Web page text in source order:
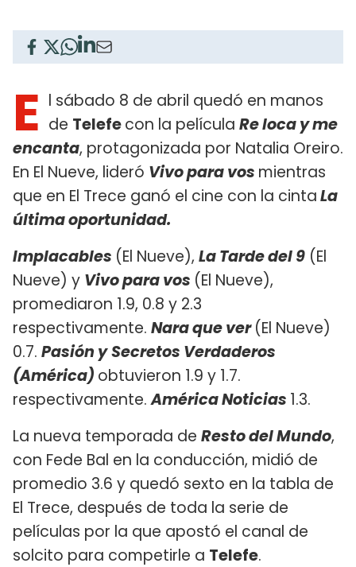
E l sábado 8 de abril quedó en manos
de Telefecon la película Re loca y me
encanta, protagonizada por Natalia Oreiro.
En El Nueve, lideró Vivo para vos mientras
que en El Trece ganó el cine con la cintaLa
última oportunidad.
Implacables (El Nueve), La Tarde del 9 (El
Nueve) y Vivo para vos (El Nueve),
promediaron 1.9, 0.8 y 2.3
respectivamente. Nara que ver(El Nueve)
0.7. Pasión ySecretos Verdaderos
(América) obtuvieron 1.9 y 1.7.
respectivamente.América Noticias 1.3.
La nueva temporada de Resto del Mundo,
con Fede Bal en la conducción, midió de
promedio 3.6 y quedó sexto en la tabla de
El Trece, después de toda la serie de
películas por la que apostó el canal de
solcito para competirle a Telefe.